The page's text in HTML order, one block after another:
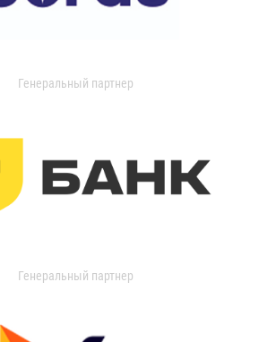
Генеральный партнер
Генеральный партнер